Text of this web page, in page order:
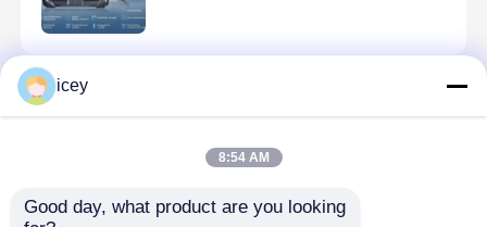
icey
8:54 AM
Good day, what product are you looking